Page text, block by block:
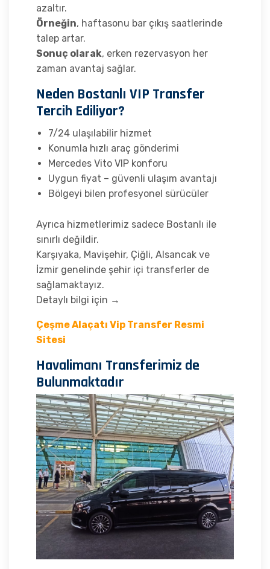
azaltır.
Örneğin, haftasonu bar çıkış saatlerinde
talep artar.
Sonuç olarak, erken rezervasyon her
zaman avantaj sağlar.
Neden Bostanlı VIP Transfer
Tercih Ediliyor?
7/24 ulaşılabilir hizmet
Konumla hızlı araç gönderimi
Mercedes Vito VIP konforu
Uygun fiyat – güvenli ulaşım avantajı
Bölgeyi bilen profesyonel sürücüler
Ayrıca hizmetlerimiz sadece Bostanlı ile
sınırlı değildir.
Karşıyaka, Mavişehir, Çiğli, Alsancak ve
İzmir genelinde şehir içi transferler de
sağlamaktayız.
Detaylı bilgi için →
Çeşme Alaçatı Vip Transfer Resmi
Sitesi
Havalimanı Transferimiz de
Bulunmaktadır